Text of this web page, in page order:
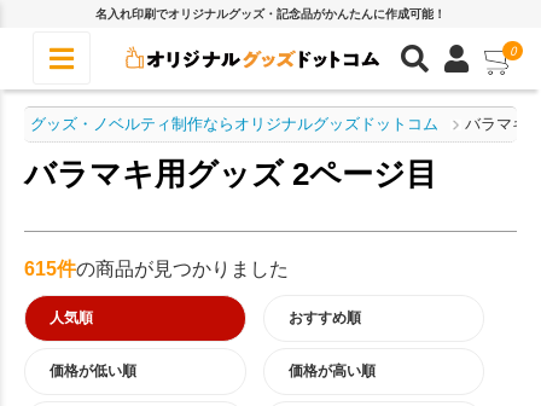
名入れ印刷でオリジナルグッズ・記念品がかんたんに作成可能！
0
グッズ・ノベルティ制作ならオリジナルグッズドットコム バラマキ
バラマキ用グッズ 2ページ目
615件の商品が見つかりました
人気順 おすすめ順
価格が低い順 価格が高い順